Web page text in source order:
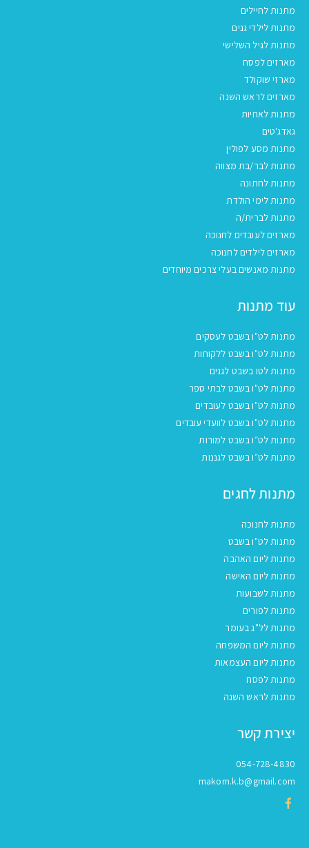
מתנות לחיילים
מתנות לילדי גנים
מתנות לגיל השלישי
מארזים לפסח
מארזי שוקולד
מארזים לראש השנה
מתנות לאחיות
גאדג'טים
מתנות מסע לפולין
מתנות לבר/בת מצווה
מתנות לחתונה
מתנות לימי הולדת
מתנות לברית/ה
מארזים לעובדים לחנוכה
מארזים לילדים לחנוכה
מתנות מאנשים בעלי צרכים מיוחדים
עוד מתנות
מתנות לט"ו בשבט לעסקים
מתנות לט"ו בשבט ללקוחות
מתנות לטו בשבט לגנים
מתנות לט"ו בשבט לבתי ספר
מתנות לט"ו בשבט לעובדים
מתנות לט"ו בשבט לוועדי עובדים
מתנות לט״ו בשבט למורות
מתנות לט״ו בשבט לגננות
מתנות לחגים
מתנות לחנוכה
מתנות לט"ו בשבט
מתנות ליום האהבה
מתנות ליום האישה
מתנות לשבועות
מתנות לפורים
מתנות לל"ג בעומר
מתנות ליום המשפחה
מתנות ליום העצמאות
מתנות לפסח
מתנות לראש השנה
יצירת קשר
054-728-4830
makom.k.b@gmail.com